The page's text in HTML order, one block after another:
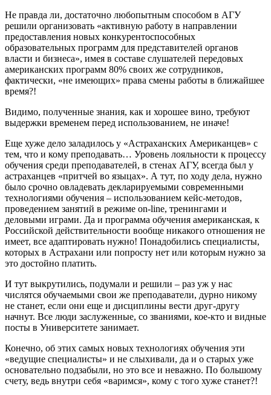
Не правда ли, достаточно любопытным способом в АГУ
решили организовать «активную работу в направлении
предоставления новых конкурентоспособных
образовательных программ для представителей органов
власти и бизнеса», имея в составе слушателей передовых
американских программ 80% своих же сотрудников,
фактически, «не имеющих» права смены работы в ближайшее
время?!
Видимо, полученные знания, как и хорошее вино, требуют
выдержки временем перед использованием, не иначе!
Еще хуже дело заладилось у «Астраханских Американцев» с
тем, что и кому преподавать… Уровень лояльности к процессу
обучения среди преподавателей, в стенах АГУ, всегда был у
астраханцев «притчей во языцах». А тут, по ходу дела, нужно
было срочно овладевать декларируемыми современными
технологиями обучения – использованием кейс-методов,
проведением занятий в режиме on-line, тренингами и
деловыми играми. Да и программа обучения американская, к
Российской действительности вообще никакого отношения не
имеет, все адаптировать нужно! Понадобились специалисты,
которых в Астрахани или попросту нет или которым нужно за
это достойно платить.
И тут выкрутились, подумали и решили – раз уж у нас
числятся обучаемыми свои же преподаватели, дурно никому
не станет, если они еще и дисциплины вести друг-другу
начнут. Все люди заслуженные, со званиями, кое-кто и видные
посты в Университете занимает.
Конечно, об этих самых новых технологиях обучения эти
«ведущие специалисты» и не слыхивали, да и о старых уже
основательно подзабыли, но это все и неважно. По большому
счету, ведь внутри себя «варимся», кому с того хуже станет?!